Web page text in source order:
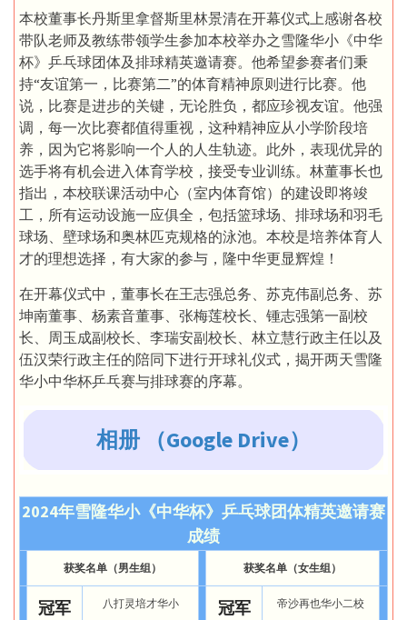
本校董事长丹斯里拿督斯里林景清在开幕仪式上感谢各校
带队老师及教练带领学生参加本校举办之雪隆华小《中华
杯》乒乓球团体及排球精英邀请赛。他希望参赛者们秉
持“友谊第一，比赛第二”的体育精神原则进行比赛。他
说，比赛是进步的关键，无论胜负，都应珍视友谊。他强
调，每一次比赛都值得重视，这种精神应从小学阶段培
养，因为它将影响一个人的人生轨迹。此外，表现优异的
选手将有机会进入体育学校，接受专业训练。林董事长也
指出，本校联课活动中心（室内体育馆）的建设即将竣
工，所有运动设施一应俱全，包括篮球场、排球场和羽毛
球场、壁球场和奥林匹克规格的泳池。本校是培养体育人
才的理想选择，有大家的参与，隆中华更显辉煌！
在开幕仪式中，董事长在王志强总务、苏克伟副总务、苏
坤南董事、杨素音董事、张梅莲校长、锺志强第一副校
长、周玉成副校长、李瑞安副校长、林立慧行政主任以及
伍汉荣行政主任的陪同下进行开球礼仪式，揭开两天雪隆
华小中华杯乒乓赛与排球赛的序幕。
相册 （Google Drive）
2024年雪隆华小《中华杯》乒乓球团体精英邀请赛
成绩
获奖名单（男生组） 获奖名单（女生组）
冠军 八打灵培才华小 冠军 帝沙再也华小二校